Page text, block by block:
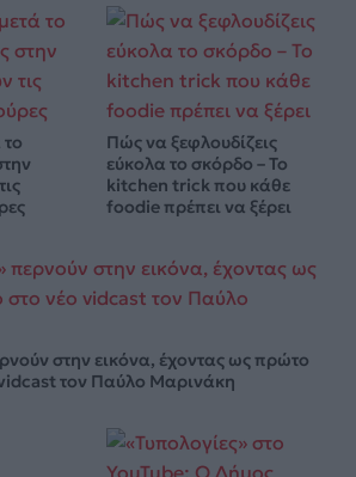
Πώς να ξεφλουδίζεις
εύκολα το σκόρδο – Το
kitchen trick που κάθε
foodie πρέπει να ξέρει
στην εικόνα, έχοντας ως πρώτο
τον Παύλο Μαρινάκη